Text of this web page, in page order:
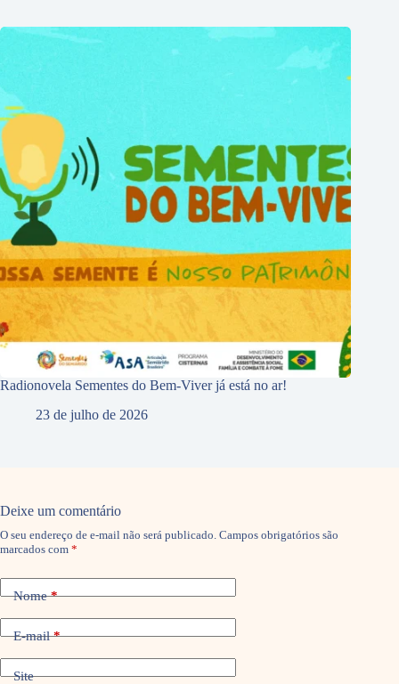
Radionovela Sementes do Bem-Viver já está no ar!
23 de julho de 2026
Deixe um comentário
O seu endereço de e-mail não será publicado. Campos obrigatórios são
marcados com *
Nome*
E-mail*
Site